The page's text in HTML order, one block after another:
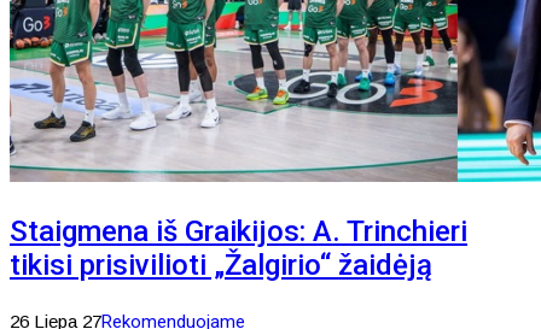
Staigmena iš Graikijos: A. Trinchieri
tikisi prisivilioti „Žalgirio“ žaidėją
26 Liepa 27Rekomenduojame